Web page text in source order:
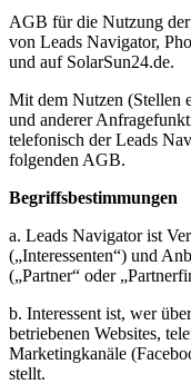
AGB für die Nutzung
von Leads Navigator,
und auf SolarSun24.de.
Mit dem Nutzen (Stellen
und anderer
telefonisch der Leads
folgenden AGB.
Begriffsbestimmungen
a. Leads Navigator ist
(„Interessenten“) und
(„Partner“ oder
b. Interessent ist, wer
betriebenen Websites,
Marketingkanäle
stellt.